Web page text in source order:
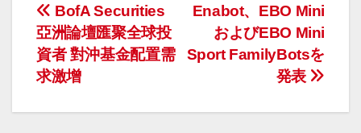
投
稿
ナ
ビ
Enabot、EBO Mini
およびEBO Mini
Sport FamilyBotsを
発表
BofA Securities
亞洲論壇匯聚全球投
資者 對沖基金配置需
求激增